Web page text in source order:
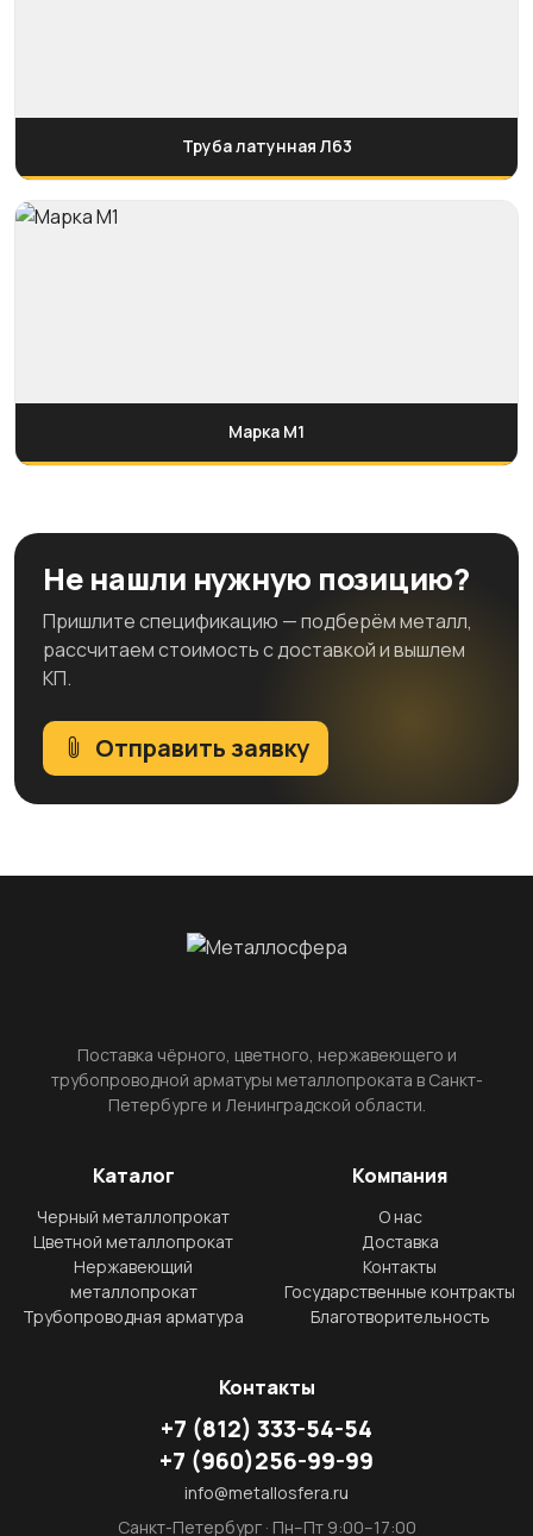
Труба латунная Л63
Марка M1
Не нашли нужную позицию?
Пришлите спецификацию — подберём металл,
рассчитаем стоимость с доставкой и вышлем
КП.
Отправить заявку
Поставка чёрного, цветного, нержавеющего и
трубопроводной арматуры металлопроката в Санкт-
Петербурге и Ленинградской области.
Каталог
Черный металлопрокат
Цветной металлопрокат
Нержавеющий
металлопрокат
Трубопроводная арматура
Компания
О нас
Доставка
Контакты
Государственные контракты
Благотворительность
Контакты
+7 (812) 333-54-54
+7 (960)256-99-99
info@metallosfera.ru
Санкт-Петербург · Пн–Пт 9:00–17:00